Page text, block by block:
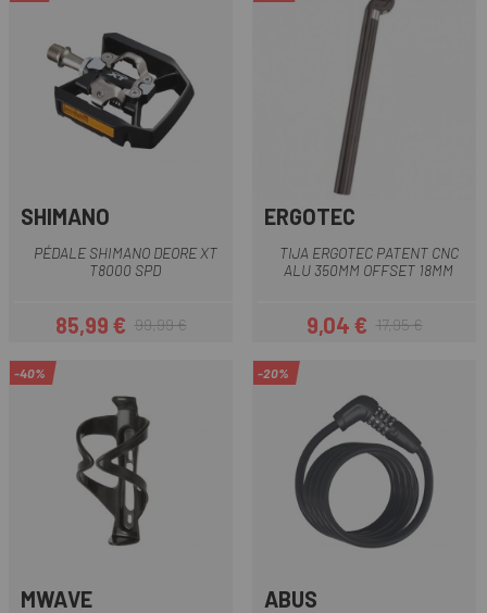
SHIMANO
PÉDALE SHIMANO DEORE XT
T8000 SPD
Prix
85,99 €Prix habituel
99,99 €
ERGOTEC
TIJA ERGOTEC PATENT CNC
ALU 350MM OFFSET 18MM
Prix
9,04 €Prix habituel
17,95 €
-40%
MWAVE
-20%
ABUS